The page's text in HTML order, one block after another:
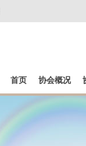
首页 协会概况